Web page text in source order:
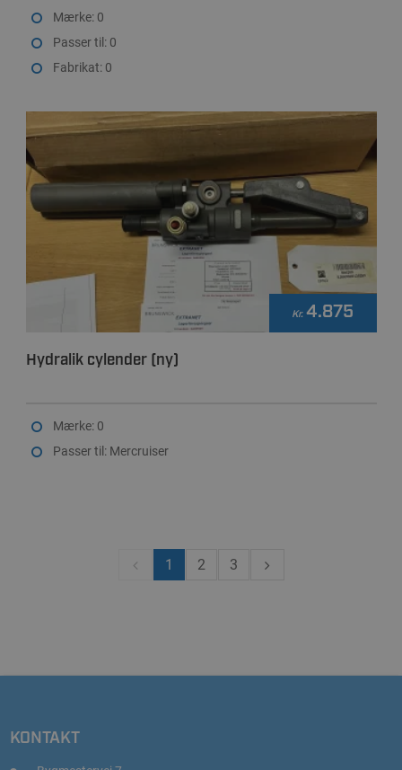
Mærke: 0
Passer til: 0
Fabrikat: 0
Kr. 4.875
Hydralik cylender (ny)
Mærke: 0
Passer til: Mercruiser
1 2 3
KONTAKT